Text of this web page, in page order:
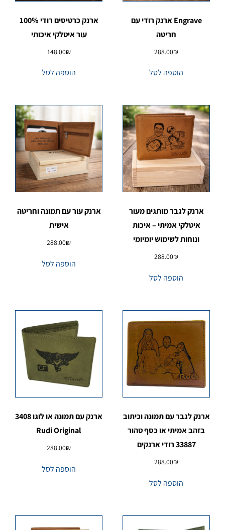
Engrave ארנק רודי עם
חריטה
288.00₪
הוספה לסל
ארנק כרטיסים רודי 100%
עור איטלקי איכותי
148.00₪
הוספה לסל
ארנק לגבר מותגים מעור
איטלקי אמיתי – איכות
ונוחות לשימוש יומיומי
288.00₪
הוספה לסל
ארנק עור עם תמונה וחריטה
אישית
288.00₪
הוספה לסל
ארנק לגבר עם תמונה וכיתוב
בזהב אמיתי או כסף טהור
33887 רודי ארנקים
288.00₪
הוספה לסל
ארנק עם תמונה או לוגו 3408
Rudi Original
288.00₪
הוספה לסל